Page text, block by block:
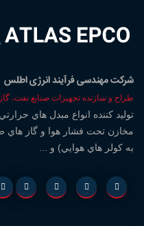
شركت مهندسی فرآيند انرژی اطلس
طراح و سازنده تجهيزات صنايع نفت،
توليد کننده انواع مبدل هاي
مخازن تحت فشار هوا و گاز هاي
به كولر هاي هوايي) و ...